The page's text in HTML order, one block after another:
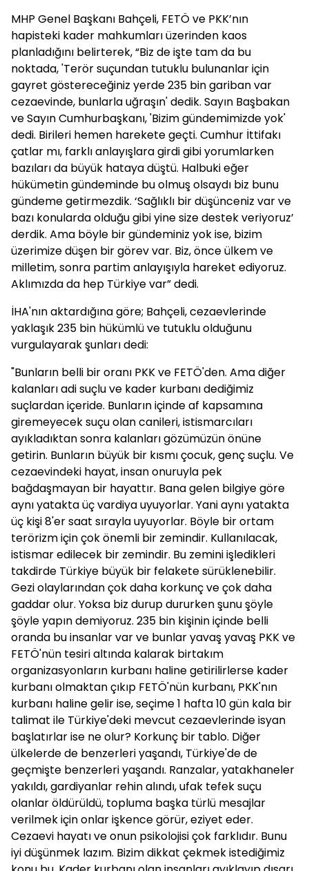
MHP Genel Başkanı Bahçeli, FETÖ ve PKK’nın
hapisteki kader mahkumları üzerinden kaos
planladığını belirterek, “Biz de işte tam da bu
noktada, 'Terör suçundan tutuklu bulunanlar için
gayret göstereceğiniz yerde 235 bin gariban var
cezaevinde, bunlarla uğraşın' dedik. Sayın Başbakan
ve Sayın Cumhurbaşkanı, 'Bizim gündemimizde yok'
dedi. Birileri hemen harekete geçti. Cumhur İttifakı
çatlar mı, farklı anlayışlara girdi gibi yorumlarken
bazıları da büyük hataya düştü. Halbuki eğer
hükümetin gündeminde bu olmuş olsaydı biz bunu
gündeme getirmezdik. ‘Sağlıklı bir düşünceniz var ve
bazı konularda olduğu gibi yine size destek veriyoruz’
derdik. Ama böyle bir gündeminiz yok ise, bizim
üzerimize düşen bir görev var. Biz, önce ülkem ve
milletim, sonra partim anlayışıyla hareket ediyoruz.
Aklımızda da hep Türkiye var” dedi.
İHA'nın aktardığına göre; Bahçeli, cezaevlerinde
yaklaşık 235 bin hükümlü ve tutuklu olduğunu
vurgulayarak şunları dedi:
"Bunların belli bir oranı PKK ve FETÖ'den. Ama diğer
kalanları adi suçlu ve kader kurbanı dediğimiz
suçlardan içeride. Bunların içinde af kapsamına
giremeyecek suçu olan canileri, istismarcıları
ayıkladıktan sonra kalanları gözümüzün önüne
getirin. Bunların büyük bir kısmı çocuk, genç suçlu. Ve
cezaevindeki hayat, insan onuruyla pek
bağdaşmayan bir hayattır. Bana gelen bilgiye göre
aynı yatakta üç vardiya uyuyorlar. Yani aynı yatakta
üç kişi 8'er saat sırayla uyuyorlar. Böyle bir ortam
terörizm için çok önemli bir zemindir. Kullanılacak,
istismar edilecek bir zemindir. Bu zemini işledikleri
takdirde Türkiye büyük bir felakete sürüklenebilir.
Gezi olaylarından çok daha korkunç ve çok daha
gaddar olur. Yoksa biz durup dururken şunu şöyle
şöyle yapın demiyoruz. 235 bin kişinin içinde belli
oranda bu insanlar var ve bunlar yavaş yavaş PKK ve
FETÖ'nün tesiri altında kalarak birtakım
organizasyonların kurbanı haline getirilirlerse kader
kurbanı olmaktan çıkıp FETÖ'nün kurbanı, PKK'nın
kurbanı haline gelir ise, seçime 1 hafta 10 gün kala bir
talimat ile Türkiye'deki mevcut cezaevlerinde isyan
başlatırlar ise ne olur? Korkunç bir tablo. Diğer
ülkelerde de benzerleri yaşandı, Türkiye'de de
geçmişte benzerleri yaşandı. Ranzalar, yatakhaneler
yakıldı, gardiyanlar rehin alındı, ufak tefek suçu
olanlar öldürüldü, topluma başka türlü mesajlar
verilmek için onlar işkence görür, eziyet eder.
Cezaevi hayatı ve onun psikolojisi çok farklıdır. Bunu
iyi düşünmek lazım. Bizim dikkat çekmek istediğimiz